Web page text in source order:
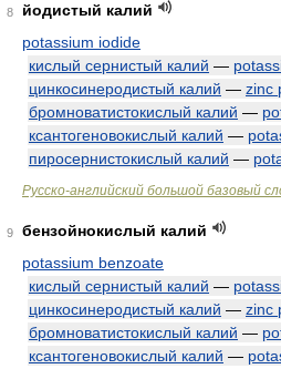
8
йодистый калий
potassium iodide
кислый сернистый калий —
цинкосинеродистый калий — zinc
бромноватистокислый калий —
ксантогеновокислый калий —
пиросернистокислый калий —
Русско-английский большой базовый
9
бензойнокислый калий
potassium benzoate
кислый сернистый калий —
цинкосинеродистый калий — zinc
бромноватистокислый калий —
ксантогеновокислый калий —